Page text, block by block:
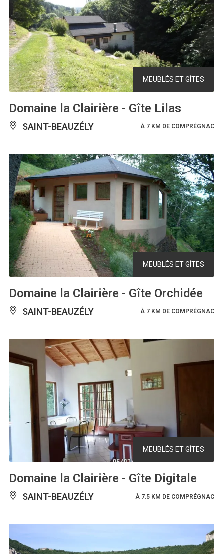
MEUBLÉS ET GÎTES
Domaine la Clairière - Gîte Lilas
SAINT-BEAUZÉLY À 7 KM DE COMPRÉGNAC
MEUBLÉS ET GÎTES
Domaine la Clairière - Gîte Orchidée
SAINT-BEAUZÉLY À 7 KM DE COMPRÉGNAC
MEUBLÉS ET GÎTES
Domaine la Clairière - Gîte Digitale
SAINT-BEAUZÉLY À 7.5 KM DE COMPRÉGNAC